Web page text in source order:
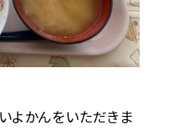
よかんをいただきま